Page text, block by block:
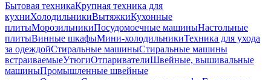
Бытовая техникаКрупная техника для
кухниХолодильникиВытяжкиКухонные
плитыМорозильникиПосудомоечные машиныНастольные
плитыВинные шкафыМини-холодильникиТехника для ухода
за одеждойСтиральные машиныСтиральные машины
встраиваемыеУтюгиОтпаривателиШвейные, вышивальные
машиныПромышленные швейные